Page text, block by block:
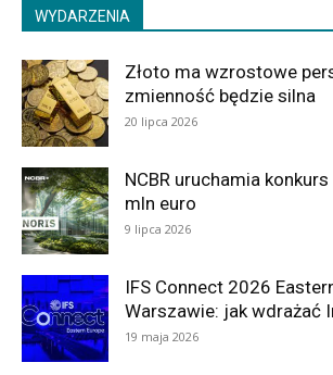
WYDARZENIA
Złoto ma wzrostowe
zmienność będzie silna
20 lipca 2026
NCBR uruchamia konkurs
mln euro
9 lipca 2026
IFS Connect 2026
Warszawie: jak wdrażać
19 maja 2026